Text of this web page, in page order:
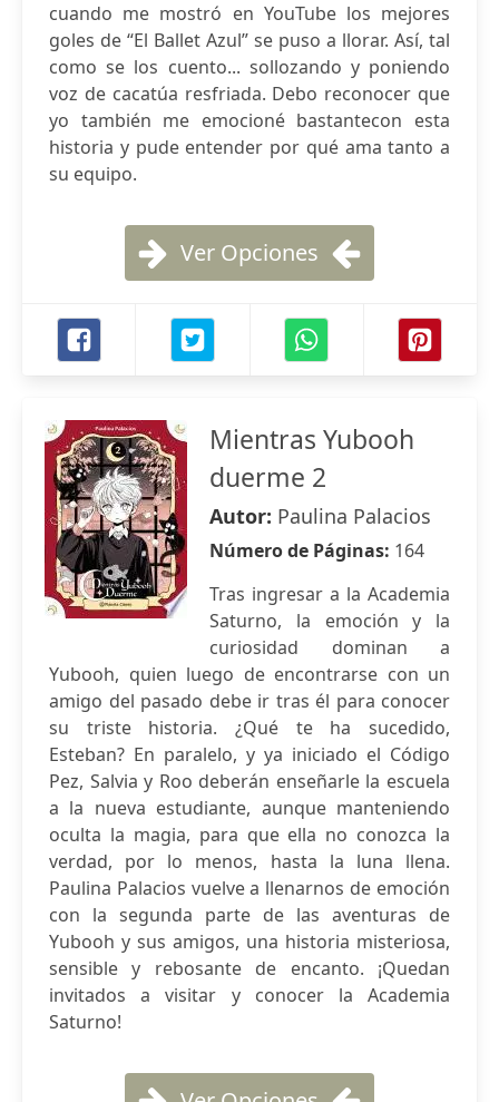
cuando me mostró en YouTube los mejores
goles de “El Ballet Azul” se puso a llorar. Así, tal
como se los cuento... sollozando y poniendo
voz de cacatúa resfriada. Debo reconocer que
yo también me emocioné bastantecon esta
historia y pude entender por qué ama tanto a
su equipo.
Ver Opciones
Mientras Yubooh
duerme 2
Autor: Paulina Palacios
Número de Páginas: 164
Tras ingresar a la Academia
Saturno, la emoción y la
curiosidad dominan a
Yubooh, quien luego de encontrarse con un
amigo del pasado debe ir tras él para conocer
su triste historia. ¿Qué te ha sucedido,
Esteban? En paralelo, y ya iniciado el Código
Pez, Salvia y Roo deberán enseñarle la escuela
a la nueva estudiante, aunque manteniendo
oculta la magia, para que ella no conozca la
verdad, por lo menos, hasta la luna llena.
Paulina Palacios vuelve a llenarnos de emoción
con la segunda parte de las aventuras de
Yubooh y sus amigos, una historia misteriosa,
sensible y rebosante de encanto. ¡Quedan
invitados a visitar y conocer la Academia
Saturno!